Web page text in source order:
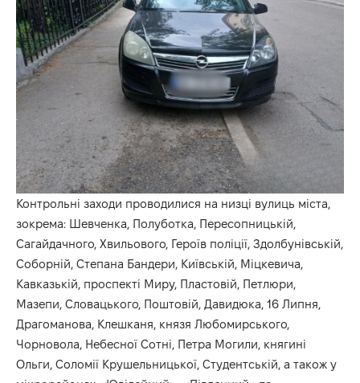
Контрольні заходи проводилися на низці вулиць міста,
зокрема: Шевченка, Полуботка, Пересопницькій,
Сагайдачного, Хвильового, Героїв поліції, Здолбунівській,
Соборній, Степана Бандери, Київській, Міцкевича,
Кавказькій, проспекті Миру, Пластовій, Петлюри,
Мазепи, Словацького, Поштовій, Давидюка, 16 Липня,
Драгоманова, Клешканя, князя Любомирського,
Чорновола, Небесної Сотні, Петра Могили, княгині
Ольги, Соломії Крушельницької, Студентській, а також у